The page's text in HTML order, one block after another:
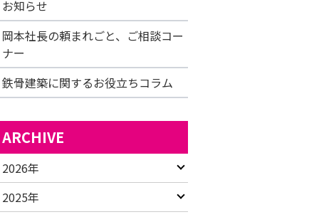
お知らせ
岡本社長の頼まれごと、ご相談コー
ナー
鉄骨建築に関するお役立ちコラム
ARCHIVE
2026年
2025年